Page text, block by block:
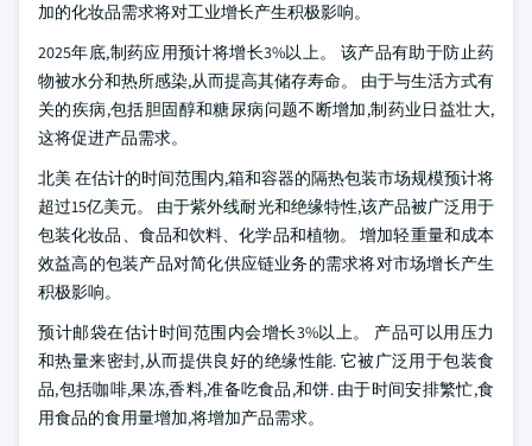
加的化妆品需求将对工业增长产生积极影响。
2025年底,制药应用预计将增长3%以上。 该产品有助于防止药
物被水分和热所感染,从而提高其储存寿命。 由于与生活方式有
关的疾病,包括胆固醇和糖尿病问题不断增加,制药业日益壮大,
这将促进产品需求。
北美 在估计的时间范围内,箱和容器的隔热包装市场规模预计将
超过15亿美元。 由于紫外线耐光和绝缘特性,该产品被广泛用于
包装化妆品、食品和饮料、化学品和植物。 增加轻重量和成本
效益高的包装产品对简化供应链业务的需求将对市场增长产生
积极影响。
预计邮袋在估计时间范围内会增长3%以上。 产品可以用压力
和热量来密封,从而提供良好的绝缘性能. 它被广泛用于包装食
品,包括咖啡,果冻,香料,准备吃食品,和饼. 由于时间安排繁忙,食
用食品的食用量增加,将增加产品需求。